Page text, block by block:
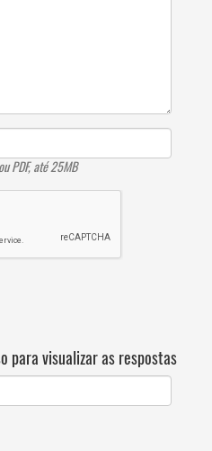
PDF, até 25MB
para visualizar as respostas